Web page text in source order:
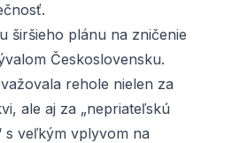
širšieho plánu na zničenie
Československu.
rehole nielen za
ale aj za „nepriateľskú
s veľkým vplyvom na